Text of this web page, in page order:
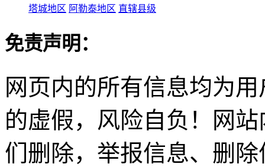
塔城地区 阿勒泰地区 直辖县级
免责声明：
网页内的所有信息均为
的虚假，风险自负！网
们删除，举报信息、删